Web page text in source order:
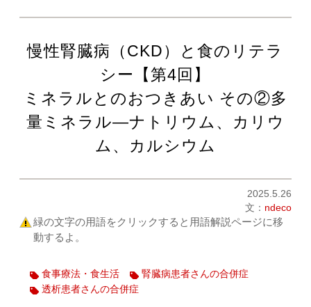
慢性腎臓病（CKD）と食のリテラ
シー【第4回】
ミネラルとのおつきあい その②多
量ミネラル―ナトリウム、カリウ
ム、カルシウム
2025.5.26
文： ndeco
緑の文字の用語をクリックすると用語解説ページに移
動するよ。
食事療法・食生活
腎臓病患者さんの合併症
透析患者さんの合併症